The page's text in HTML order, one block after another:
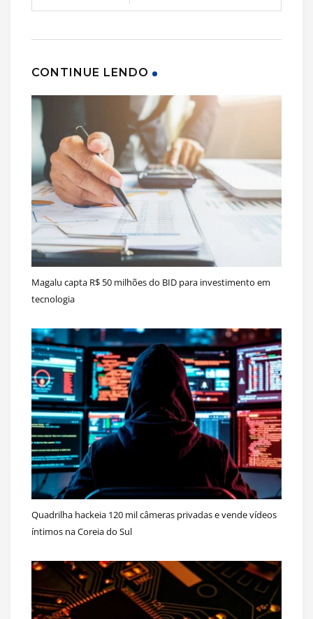
CONTINUE LENDO
Magalu capta R$ 50 milhões do BID para investimento em
tecnologia
Quadrilha hackeia 120 mil câmeras privadas e vende vídeos
íntimos na Coreia do Sul